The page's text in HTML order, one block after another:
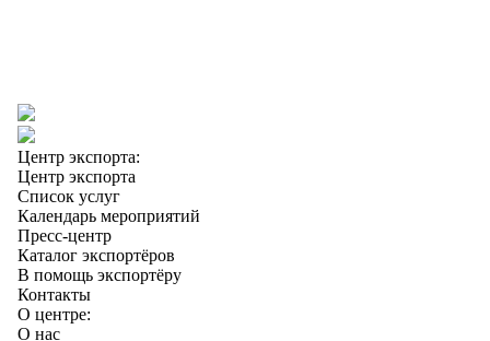
Центр экспорта:
Центр экспорта
Список услуг
Календарь мероприятий
Пресс-центр
Каталог экспортёров
В помощь экспортёру
Контакты
О центре:
О нас